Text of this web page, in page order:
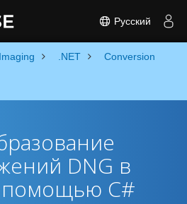
Русский
.NET Conversion
DNG в
помощью C#